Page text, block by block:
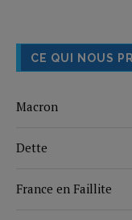
CE QUI NOUS
Macron
Dette
France en Faillite